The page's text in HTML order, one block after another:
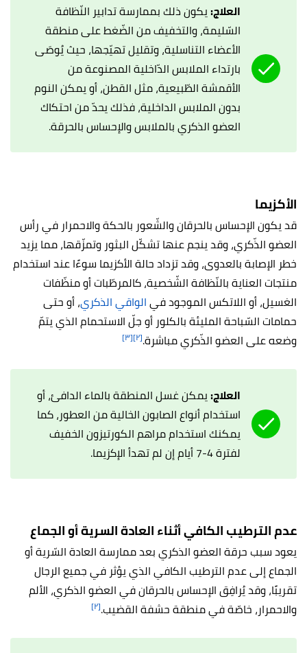
العلاج:يكون ذلك بممارسة تدابير النّظافة
السّليمة، والتخفيف من الضّغط على منطقة
الأعضاء التناسلية، وتقليل تهيّجها، حيث يُوصَى
بارتداء الملابس الدّاخلية المصنوعة من
الأقمشة الطّبيعية، مثل القطن، أو يمكن النوم
بدون الملابس الداخلية، فذلك يحدّ من احتكاك
العضو الذكري بالملابس والإحساس بالحرقة.
الأكزيما
قد يكون الإحساس بالحرقان والشّعور بالحكة والاحمرار في رأس
العضو الذّكري، وقد ينجم عنها تشكّل البثور وتمزّقها، مما يزيد
خطر الإصابة بالعدوى، وقد تزداد حالة الأكزيما سوءًا عند استخدام
منتجات العناية بالنّظافة الشّخصية، كالمرطّبات أو منظّفات
الغسيل، أو اللاتكس الموجود فيالواقي الذكري، أو حتى
حمامات السّباحة المليئة بالكلور أو جلّ الاستحمام الذي يتمّ
وضعه على العضو الذّكري مباشرة.[٢] [٣]
العلاج:يمكن غسل المنطقة بالماء الدافئ، أو
استخدام أنواع الصابون الخالية من العطور، كما
يمكنك استخدام مراهم الكورتيزون الخفيف
لفترة 4-7 أيام إن لم تهدأ الإكزيما.
عدم الترطيب الكافي أثناء العادة السرية أو الجماع
يعود سبب حرقة العضو الذكري بعد ممارسة العادة السّرية أو
الجماع إلى عدم الترطيب الكافي الذي يؤثر في جميع الرجال
تقريبًا، وقد يُرافِق الإحساس بالحرقان في العضو الذكري، الألم
والاحمرار، خاصّة في منطقة حشفة القضيب.[٢]